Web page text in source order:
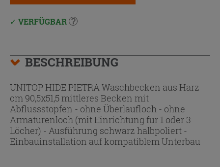
VERFÜGBAR
BESCHREIBUNG
UNITOP HIDE PIETRA Waschbecken aus Harz
cm 90,5x51,5 mittleres Becken mit
Abflussstopfen - ohne Überlaufloch - ohne
Armaturenloch (mit Einrichtung für 1 oder 3
Löcher) - Ausführung schwarz halbpoliert -
Einbauinstallation auf kompatiblem Unterbau